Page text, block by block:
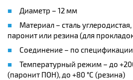
Диаметр – 12 мм
Материал – сталь
паронит или резина (для
Соединение – по спецификации
Температурный режим – до +200
(паронит ПОН), до +80 °C (резина)